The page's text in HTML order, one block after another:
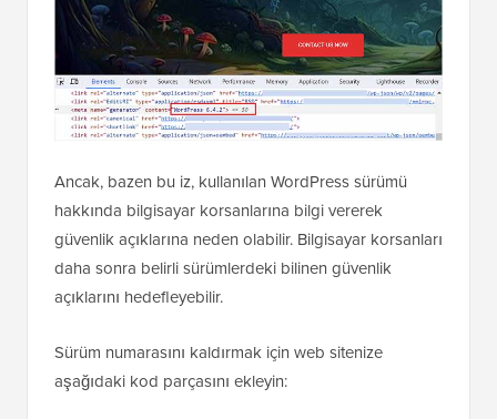
Ancak, bazen bu iz, kullanılan WordPress sürümü
hakkında bilgisayar korsanlarına bilgi vererek
güvenlik açıklarına neden olabilir. Bilgisayar korsanları
daha sonra belirli sürümlerdeki bilinen güvenlik
açıklarını hedefleyebilir.
Sürüm numarasını kaldırmak için web sitenize
aşağıdaki kod parçasını ekleyin: